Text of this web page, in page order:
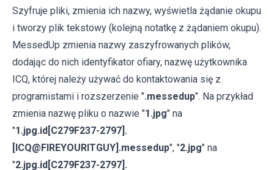
Szyfruje pliki, zmienia ich nazwy, wyświetla żądanie okupu
i tworzy plik tekstowy (kolejną notatkę z żądaniem okupu).
MessedUp zmienia nazwy zaszyfrowanych plików,
dodając do nich identyfikator ofiary, nazwę użytkownika
ICQ, której należy używać do kontaktowania się z
programistami i rozszerzenie ".messedup". Na przykład
zmienia nazwę pliku o nazwie "1.jpg" na
"1.jpg.id[C279F237-2797].
[ICQ@FIREYOURITGUY].messedup", "2.jpg" na
"2.jpg.id[C279F237-2797].